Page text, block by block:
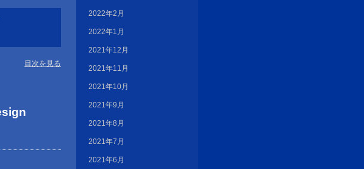
目次を見る
2022年2月
2022年1月
2021年12月
2021年11月
2021年10月
2021年9月
2021年8月
2021年7月
2021年6月